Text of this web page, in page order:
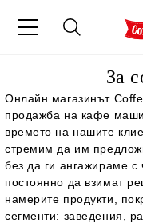
За
Онлайн магазинът
продажба на кафе
времето на нашите
стремим да им
без да ги ангажираме
постоянно да взимат
намерите продукти,
сегменти: заведения,